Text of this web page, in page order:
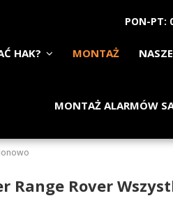
PON-PT:
HAK? MONTAŻ
MONTAŻ ALARMÓW
Range Rover